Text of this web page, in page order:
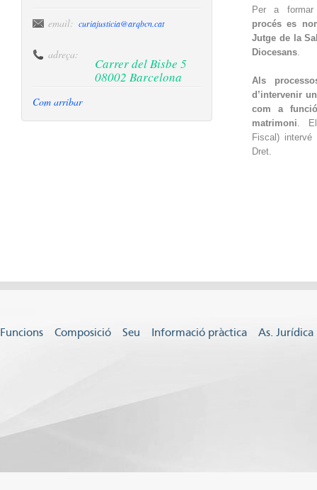
email: curiajusticia@arqbcn.cat
adreça:
Carrer del Bisbe 5
08002 Barcelona
Com arribar
Per a
procés es
Jutge de la
Diocesans.
Als
d’intervenir
com a
matrimoni. El
Fiscal)
Dret.
Funcions Composició Seu Informació pràctica As. Jurídica